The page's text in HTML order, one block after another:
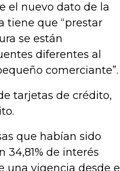
el nuevo dato de la
tiene que “prestar
se están
diferentes al
comerciante”.
tarjetas de crédito,
que habían sido
de interés
una vigencia desde el